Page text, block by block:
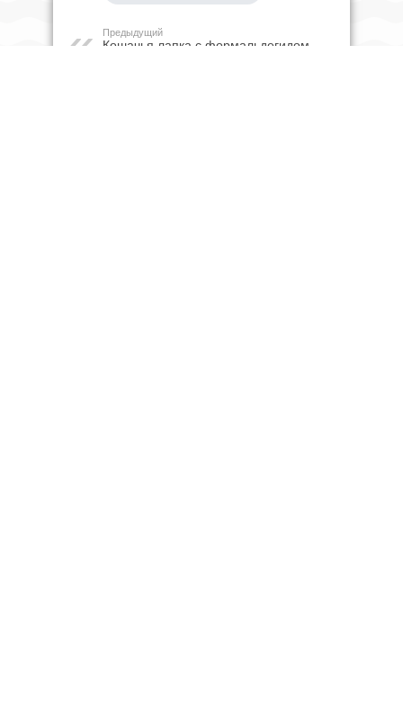
Предыдущий
Кошачья лапка с формальдегидом.